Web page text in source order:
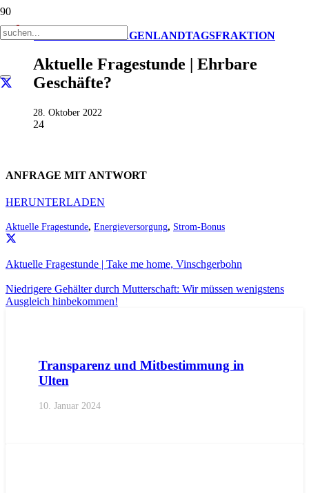
AKTUELL ANFRAGENLANDTAGSFRAKTION
Aktuelle Fragestunde | Ehrbare
Geschäfte?
28. Oktober 2022
24
ANFRAGE MIT ANTWORT
HERUNTERLADEN
Aktuelle Fragestunde, Energieversorgung, Strom-Bonus
Aktuelle Fragestunde | Take me home, Vinschgerbohn
Niedrigere Gehälter durch Mutterschaft: Wir müssen wenigstens
Ausgleich hinbekommen!
Transparenz und Mitbestimmung in
Ulten
10. Januar 2024